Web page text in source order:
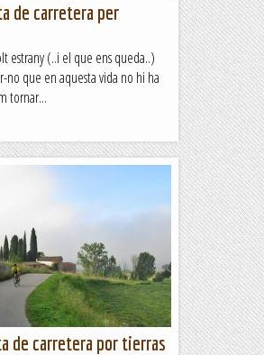
de carretera per
(..i el que ens queda..)
no que en aquesta vida no hi ha
tornar...
de carretera por tierras